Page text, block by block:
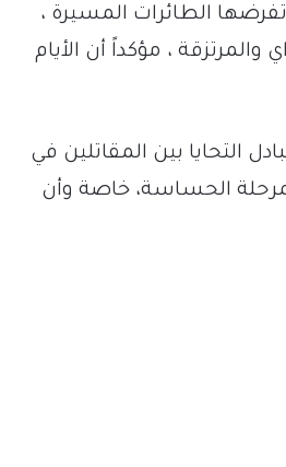
الطائرات المسيرة ،
، مؤكداً أن الأيام
التحايا بين المقاتلين في
الحساسة، خاصة وأن